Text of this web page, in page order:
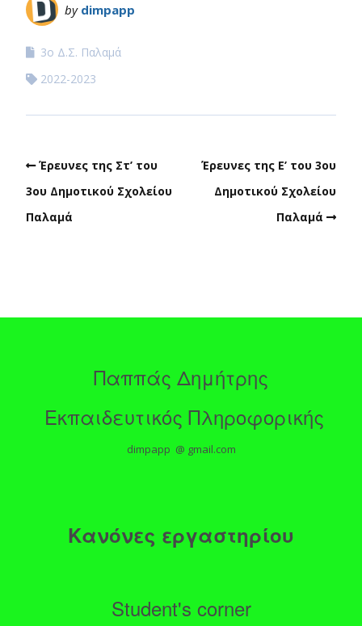
by dimpapp
3ο Δ.Σ. Παλαμά
2022-2023
Έρευνες της Στ’ του
3ου Δημοτικού Σχολείου
Παλαμά
Έρευνες της Ε’ του 3ου
Δημοτικού Σχολείου
Παλαμά
Παππάς Δημήτρης
Εκπαιδευτικός Πληροφορικής
dimpapp @ gmail.com
Κανόνες εργαστηρίου
Student's corner